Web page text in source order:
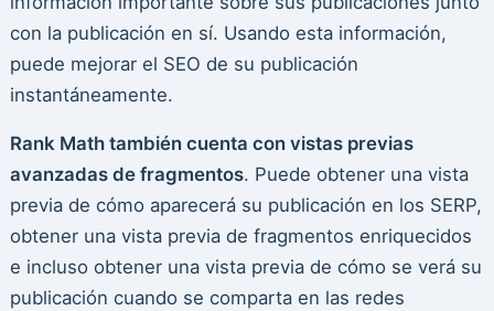
con la publicación en sí. Usando esta información,
puede mejorar el SEO de su publicación
instantáneamente.
Rank Math también cuenta con vistas previas
avanzadas de fragmentos. Puede obtener una vista
previa de cómo aparecerá su publicación en los SERP,
obtener una vista previa de fragmentos enriquecidos
e incluso obtener una vista previa de cómo se verá su
publicación cuando se comparta en las redes